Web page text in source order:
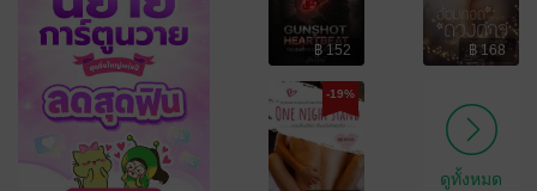
฿ 152 ฿ 168
-19%
ดูทั้งหมด